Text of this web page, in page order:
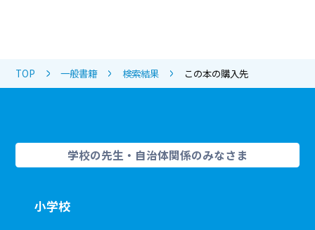
TOP 一般書籍 検索結果 この本の購入先
学校の先生・自治体関係のみなさま
小学校